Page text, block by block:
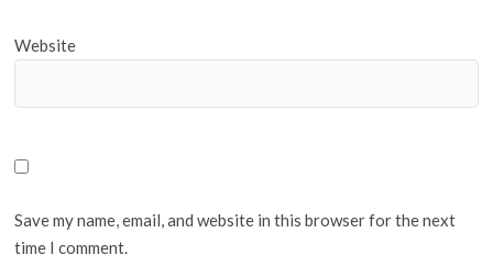
Website
Save my name, email, and website in this browser for the next
time I comment.